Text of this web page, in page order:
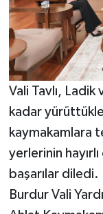
Vali Tavlı,
kadar
kaymakamlara
yerlerinin
başarılar diledi.
Burdur Vali